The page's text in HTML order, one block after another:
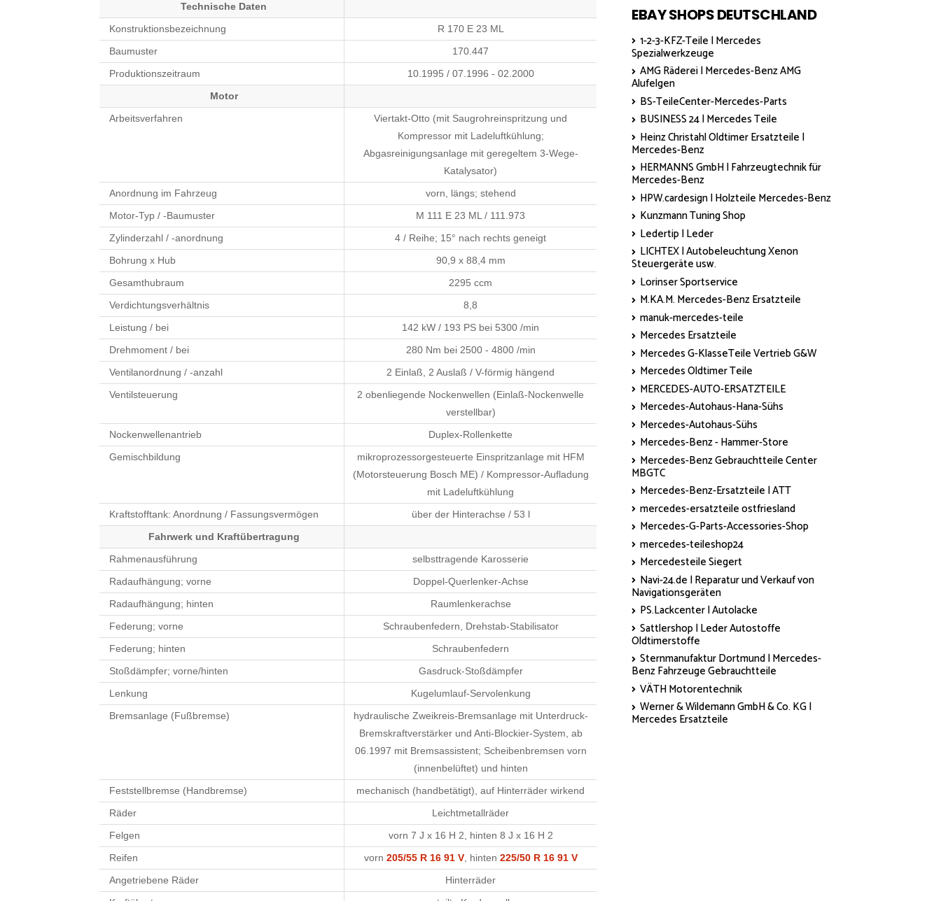
Technische Daten
Konstruktionsbezeichnung
R 170 E 23 ML
Baumuster
170.447
Produktionszeitraum
10.1995 / 07.1996 - 02.2000
Motor
Arbeitsverfahren
Viertakt-Otto (mit Saugrohreinspritzung und
Kompressor mit Ladeluftkühlung;
Abgasreinigungsanlage mit geregeltem 3-Wege-
Katalysator)
Anordnung im Fahrzeug
vorn, längs; stehend
Motor-Typ / -Baumuster
M 111 E 23 ML / 111.973
Zylinderzahl / -anordnung
4 / Reihe; 15° nach rechts geneigt
Bohrung x Hub
90,9 x 88,4 mm
Gesamthubraum
2295 ccm
Verdichtungsverhältnis
8,8
Leistung / bei
142 kW / 193 PS bei 5300 /min
Drehmoment / bei
280 Nm bei 2500 - 4800 /min
Ventilanordnung / -anzahl
2 Einlaß, 2 Auslaß / V-förmig hängend
Ventilsteuerung
2 obenliegende Nockenwellen (Einlaß-Nockenwelle
verstellbar)
Nockenwellenantrieb
Duplex-Rollenkette
Gemischbildung
mikroprozessorgesteuerte Einspritzanlage mit HFM
(Motorsteuerung Bosch ME) / Kompressor-Aufladung
mit Ladeluftkühlung
Kraftstofftank: Anordnung / Fassungsvermögen
über der Hinterachse / 53 l
Fahrwerk und Kraftübertragung
Rahmenausführung
selbsttragende Karosserie
Radaufhängung; vorne
Doppel-Querlenker-Achse
Radaufhängung; hinten
Raumlenkerachse
Federung; vorne
Schraubenfedern, Drehstab-Stabilisator
Federung; hinten
Schraubenfedern
Stoßdämpfer; vorne/hinten
Gasdruck-Stoßdämpfer
Lenkung
Kugelumlauf-Servolenkung
Bremsanlage (Fußbremse)
hydraulische Zweikreis-Bremsanlage mit Unterdruck-
Bremskraftverstärker und Anti-Blockier-System, ab
06.1997 mit Bremsassistent; Scheibenbremsen vorn
(innenbelüftet) und hinten
Feststellbremse (Handbremse)
mechanisch (handbetätigt), auf Hinterräder wirkend
Räder
Leichtmetallräder
Felgen
vorn 7 J x 16 H 2, hinten 8 J x 16 H 2
Reifen
vorn 205/55 R 16 91 V, hinten 225/50 R 16 91 V
Angetriebene Räder
Hinterräder
EBAY SHOPS DEUTSCHLAND
1-2-3-KFZ-Teile | Mercedes
Spezialwerkzeuge
AMG Räderei | Mercedes-Benz AMG
Alufelgen
BS-TeileCenter-Mercedes-Parts
BUSINESS 24 | Mercedes Teile
Heinz Christahl Oldtimer Ersatzteile |
Mercedes-Benz
HERMANNS GmbH | Fahrzeugtechnik für
Mercedes-Benz
HPW.cardesign | Holzteile Mercedes-Benz
Kunzmann Tuning Shop
Ledertip | Leder
LICHTEX | Autobeleuchtung Xenon
Steuergeräte usw.
Lorinser Sportservice
M.KA.M. Mercedes-Benz Ersatzteile
manuk-mercedes-teile
Mercedes Ersatzteile
Mercedes G-KlasseTeile Vertrieb G&W
Mercedes Oldtimer Teile
MERCEDES-AUTO-ERSATZTEILE
Mercedes-Autohaus-Hana-Sühs
Mercedes-Autohaus-Sühs
Mercedes-Benz - Hammer-Store
Mercedes-Benz Gebrauchtteile Center
MBGTC
Mercedes-Benz-Ersatzteile | ATT
mercedes-ersatzteile ostfriesland
Mercedes-G-Parts-Accessories-Shop
mercedes-teileshop24
Mercedesteile Siegert
Navi-24.de | Reparatur und Verkauf von
Navigationsgeräten
PS.Lackcenter | Autolacke
Sattlershop | Leder Autostoffe
Oldtimerstoffe
Sternmanufaktur Dortmund | Mercedes-
Benz Fahrzeuge Gebrauchtteile
VÄTH Motorentechnik
Werner & Wildemann GmbH & Co. KG |
Mercedes Ersatzteile